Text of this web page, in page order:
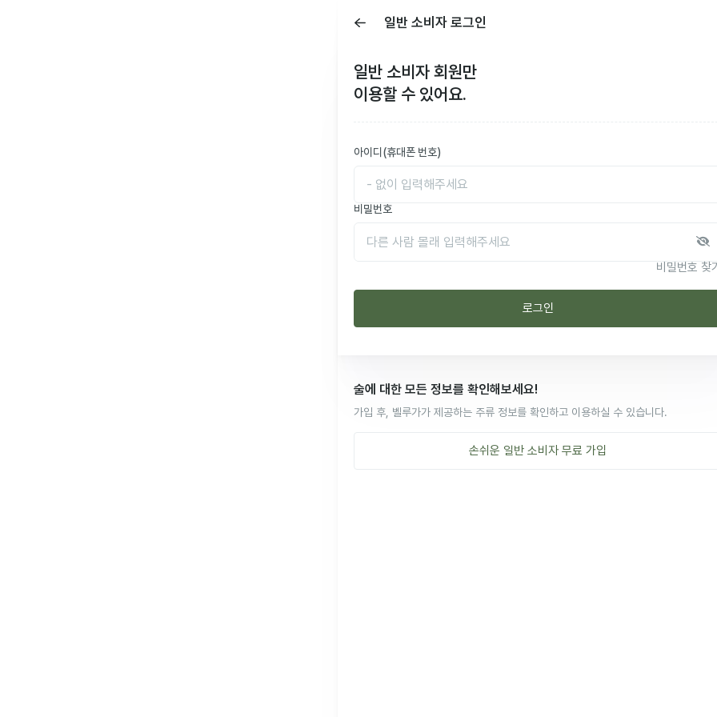
일반 소비자 로그인
일반 소비자 회원만
이용할 수 있어요.
아이디(휴대폰 번호)
비밀번호
비밀번호 찾
로그인
술에 대한 모든 정보를 확인해보세요!
가입 후, 벨루가가 제공하는 주류 정보를 확인하고 이용하실 수 있습니다.
손쉬운 일반 소비자 무료 가입